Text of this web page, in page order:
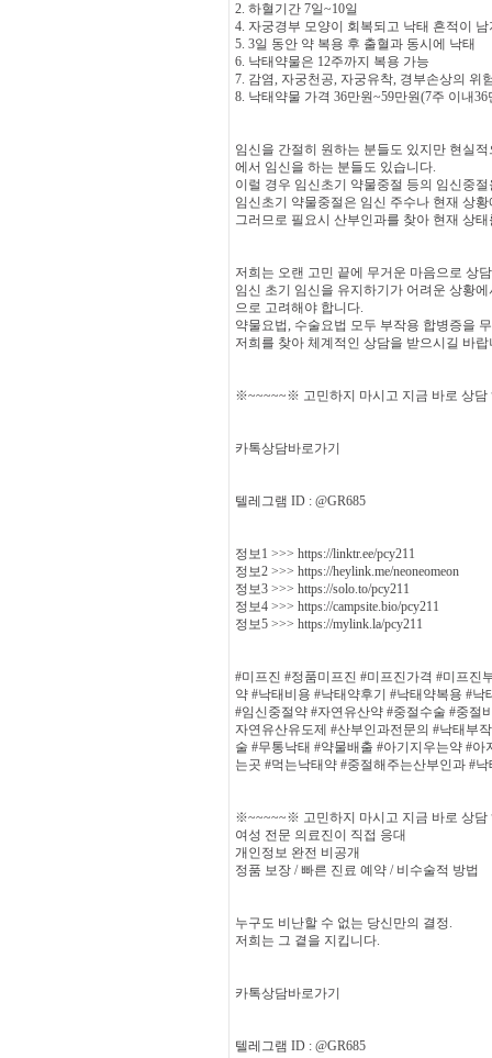
2. 하혈기간 7일~10일
4. 자궁경부 모양이 회복되고 낙태 흔적이 남
5. 3일 동안 약 복용 후 출혈과 동시에 낙태
6. 낙태약물은 12주까지 복용 가능
7. 감염, 자궁천공, 자궁유착, 경부손상의 위
8. 낙태약물 가격 36만원~59만원(7주 이내
임신을 간절히 원하는 분들도 있지만 현실
에서 임신을 하는 분들도 있습니다.
이럴 경우 임신초기 약물중절 등의 임신중
임신초기 약물중절은 임신 주수나 현재 상
그러므로 필요시 산부인과를 찾아 현재 상
저희는 오랜 고민 끝에 무거운 마음으로 상
임신 초기 임신을 유지하기가 어려운 상황
으로 고려해야 합니다.
약물요법, 수술요법 모두 부작용 합병증을
저희를 찾아 체계적인 상담을 받으시길 바랍
※~~~~~※ 고민하지 마시고 지금 바로 상
카톡상담바로가기
텔레그램 ID : @GR685
정보1 >>> https://linktr.ee/pcy211
정보2 >>> https://heylink.me/neoneomeon
정보3 >>> https://solo.to/pcy211
정보4 >>> https://campsite.bio/pcy211
정보5 >>> https://mylink.la/pcy211
#미프진 #정품미프진 #미프진가격 #미프진
약 #낙태비용 #낙태약후기 #낙태약복용 #
#임신중절약 #자연유산약 #중절수술 #중절
자연유산유도제 #산부인과전문의 #낙태부
술 #무통낙태 #약물배출 #아기지우는약 #
는곳 #먹는낙태약 #중절해주는산부인과 #
※~~~~~※ 고민하지 마시고 지금 바로 상
여성 전문 의료진이 직접 응대
개인정보 완전 비공개
정품 보장 / 빠른 진료 예약 / 비수술적 방법
누구도 비난할 수 없는 당신만의 결정.
저희는 그 곁을 지킵니다.
카톡상담바로가기
텔레그램 ID : @GR685